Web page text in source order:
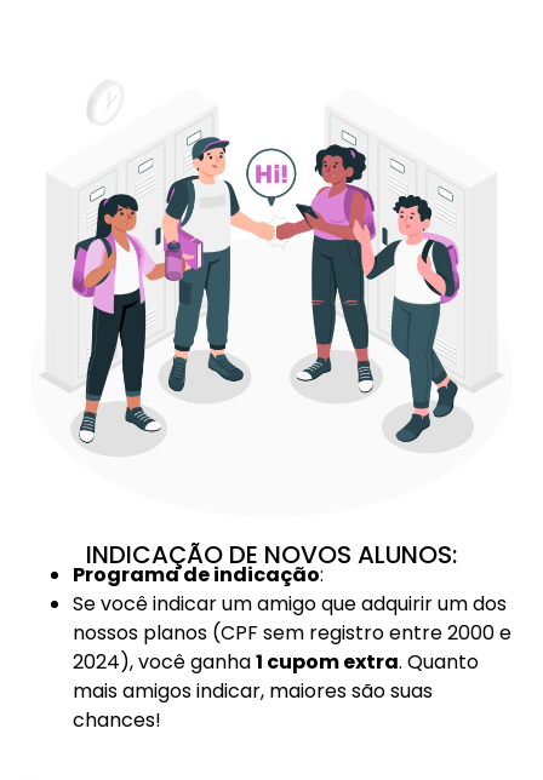
INDICAÇÃO DE NOVOS ALUNOS:
Programa de indicação:
Se você indicar um amigo que adquirir um dos
nossos planos (CPF sem registro entre 2000 e
2024), você ganha1 cupom extra. Quanto
mais amigos indicar, maiores são suas
chances!